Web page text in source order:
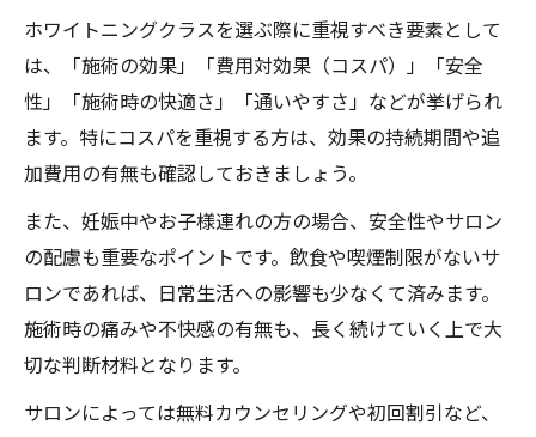
ホワイトニングクラスを選ぶ際に重視すべき要素として
は、「施術の効果」「費用対効果（コスパ）」「安全
性」「施術時の快適さ」「通いやすさ」などが挙げられ
ます。特にコスパを重視する方は、効果の持続期間や追
加費用の有無も確認しておきましょう。
また、妊娠中やお子様連れの方の場合、安全性やサロン
の配慮も重要なポイントです。飲食や喫煙制限がないサ
ロンであれば、日常生活への影響も少なくて済みます。
施術時の痛みや不快感の有無も、長く続けていく上で大
切な判断材料となります。
サロンによっては無料カウンセリングや初回割引など、